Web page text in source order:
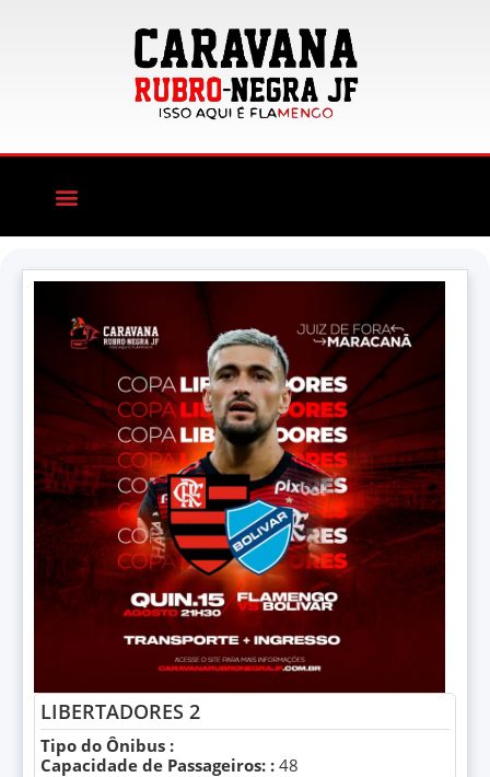
LIBERTADORES 2
Tipo do Ônibus :
Capacidade de Passageiros: : 48